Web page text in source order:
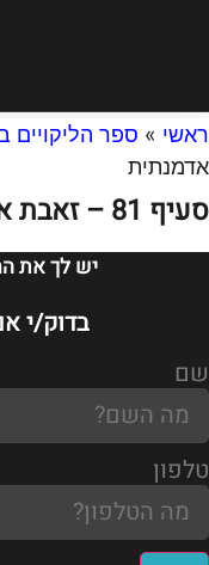
ראשי » ספר הליקויים
אדמנתית
סעיף 81 – זאבת אדמנתית
יש לך את
בדוק/י
שם
טלפון